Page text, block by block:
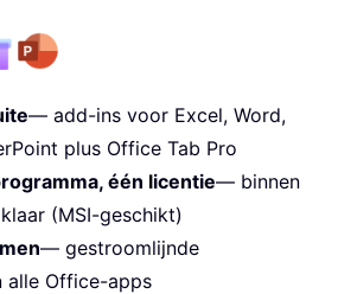
— add-ins voor Excel, Word,
plus Office Tab Pro
één licentie— binnen
(MSI-geschikt)
— gestroomlijnde
Office-apps